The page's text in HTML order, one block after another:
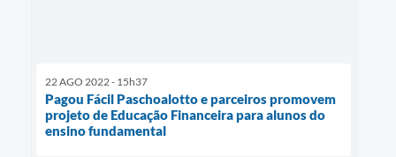
22 AGO 2022 - 15h37
Pagou Fácil Paschoalotto e parceiros promovem
projeto de Educação Financeira para alunos do
ensino fundamental